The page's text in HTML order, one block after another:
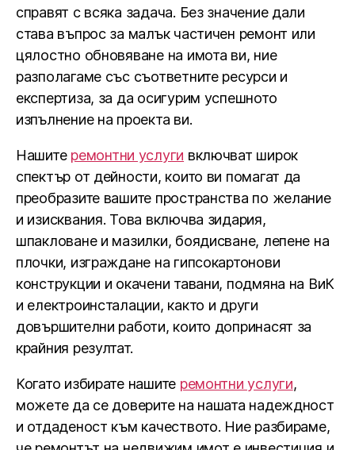
справят с всяка задача. Без значение дали
става въпрос за малък частичен ремонт или
цялостно обновяване на имота ви, ние
разполагаме със съответните ресурси и
експертиза, за да осигурим успешното
изпълнение на проекта ви.
Нашите ремонтни услуги включват широк
спектър от дейности, които ви помагат да
преобразите вашите пространства по желание
и изисквания. Това включва зидария,
шпакловане и мазилки, боядисване, лепене на
плочки, изграждане на гипсокартонови
конструкции и окачени тавани, подмяна на ВиК
и електроинсталации, както и други
довършителни работи, които допринасят за
крайния резултат.
Когато избирате нашите ремонтни услуги,
можете да се доверите на нашата надеждност
и отдаденост към качеството. Ние разбираме,